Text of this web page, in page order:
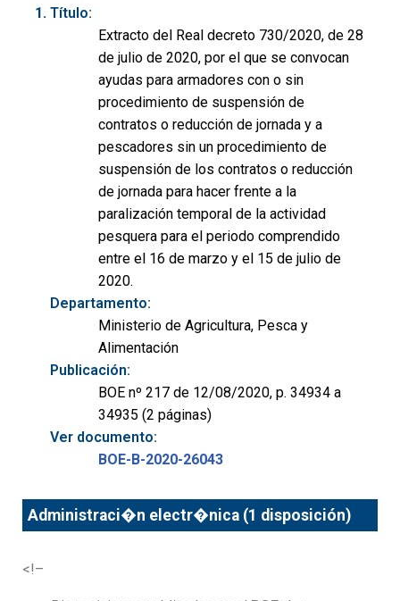
Título:
Extracto del Real decreto 730/2020, de 28
de julio de 2020, por el que se convocan
ayudas para armadores con o sin
procedimiento de suspensión de
contratos o reducción de jornada y a
pescadores sin un procedimiento de
suspensión de los contratos o reducción
de jornada para hacer frente a la
paralización temporal de la actividad
pesquera para el periodo comprendido
entre el 16 de marzo y el 15 de julio de
2020.
Departamento:
Ministerio de Agricultura, Pesca y
Alimentación
Publicación:
BOE nº 217 de 12/08/2020, p. 34934 a
34935 (2 páginas)
Ver documento:
BOE-B-2020-26043
Administraci�n electr�nica (1 disposición)
<!–